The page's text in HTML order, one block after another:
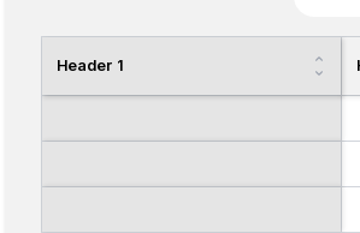
Header 1